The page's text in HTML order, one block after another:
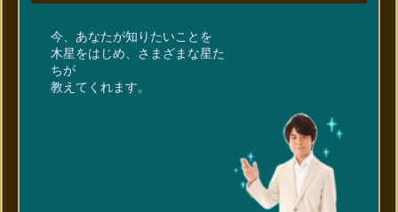
今、あなたが知りたいことを
木星をはじめ、さまざまな星た
ちが
教えてくれます。